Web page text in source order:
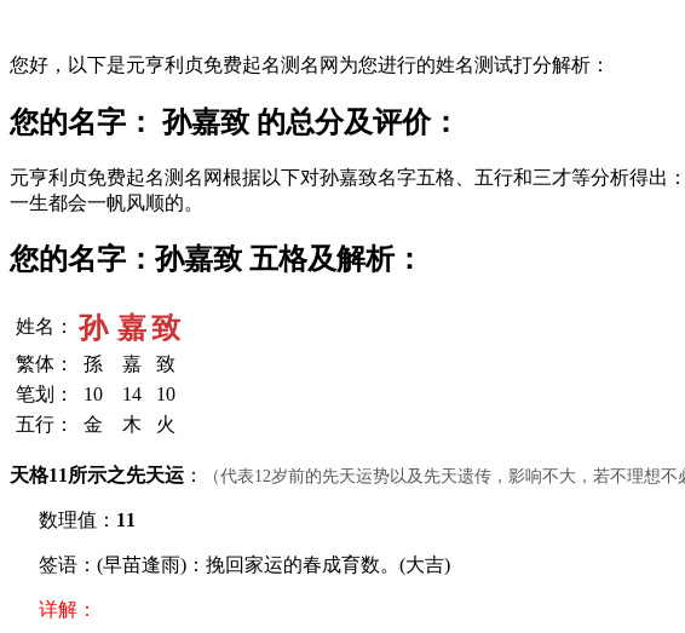
您好，以下是元亨利贞免费起名测名网为您进行的姓名测试打分解析：
您的名字： 孙嘉致 的总分及评价：
元亨利贞免费起名测名网根据以下对孙嘉致名字五格、五行和三才等分析得出
一生都会一帆风顺的。
您的名字：孙嘉致 五格及解析：
姓名： 孙 嘉致
繁体： 孫 嘉
致
笔划：
10 14
10
五行：
金 木 火
天格11所示之先天运 ： （代表12岁前的先天运势以及先天遗传，影响不大，若不理想不
数理值： 11
签语：(早苗逢雨)：挽回家运的春成育数。(大吉)
详解：